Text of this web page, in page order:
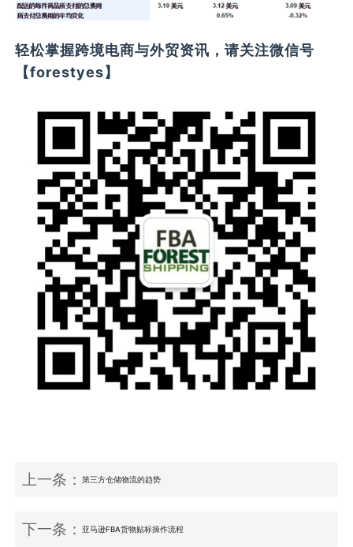
轻松掌握跨境电商与外贸资讯，请关注微信号
【forestyes】
上一条：第三方仓储物流的趋势
下一条：亚马逊FBA货物贴标操作流程